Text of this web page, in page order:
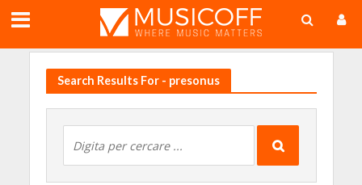
Search Results For - presonus